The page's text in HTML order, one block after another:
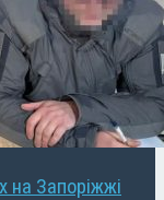
на Запоріжжі